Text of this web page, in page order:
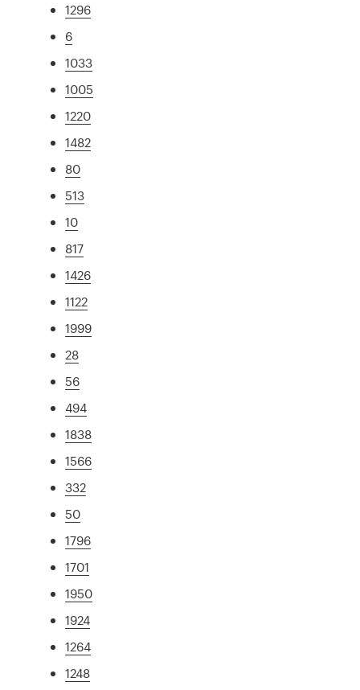
1296
6
1033
1005
1220
1482
80
513
10
817
1426
1122
1999
28
56
494
1838
1566
332
50
1796
1701
1950
1924
1264
1248